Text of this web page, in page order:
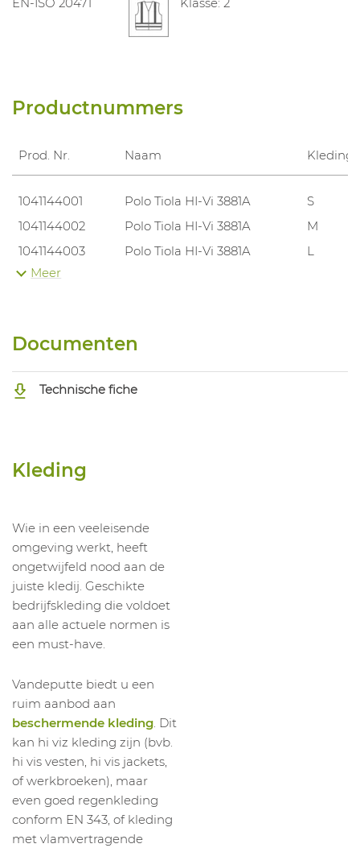
Productnummers
Prod. Nr. Naam
1041144001 Polo Tiola HI-Vi 3881A
S
1041144002
Polo Tiola HI-Vi 3881A
M
1041144003
Polo Tiola HI-Vi 3881A
L
1041144004
1041144007
Polo Tiola HI-Vi 3881A
1041144008
Polo Tiola HI-Vi 3881A
M
1041144009
1041144012
Meer
Documenten
Technische fiche
Kleding
Wie in een veeleisende
omgeving werkt, heeft
ongetwijfeld nood aan de
juiste kledij. Geschikte
bedrijfskleding die voldoet
aan alle actuele normen is
een must-have.
Vandeputte biedt u een
ruim aanbod aan
beschermende kleding. Dit
kan hi viz kleding zijn (bvb.
hi vis vesten, hi vis jackets,
of werkbroeken), maar
even goed regenkleding
conform EN 343, of kleding
met vlamvertragende